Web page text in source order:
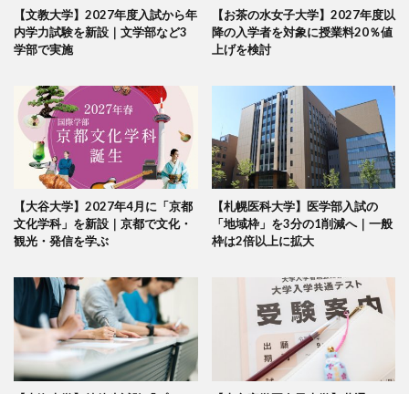
【文教大学】2027年度入試から年
内学力試験を新設｜文学部など3
学部で実施
【お茶の水女子大学】2027年度以
降の入学者を対象に授業料20％値
上げを検討
【大谷大学】2027年4月に「京都
文化学科」を新設｜京都で文化・
観光・発信を学ぶ
【札幌医科大学】医学部入試の
「地域枠」を3分の1削減へ｜一般
枠は2倍以上に拡大